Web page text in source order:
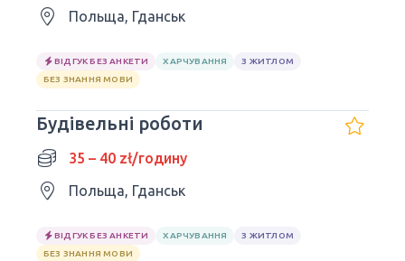
Польща, Гданськ
ВІДГУК БЕЗ АНКЕТИ ХАРЧУВАННЯ
З ЖИТЛОМ
БЕЗ ЗНАННЯ МОВИ
Будівельні роботи
35 – 40 zł/годину
Польща, Гданськ
ВІДГУК БЕЗ АНКЕТИ ХАРЧУВАННЯ
З ЖИТЛОМ
БЕЗ ЗНАННЯ МОВИ